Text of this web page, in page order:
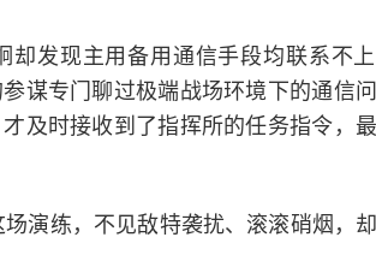
发现主用备用通信手段均联系不
谋专门聊过极端战场环境下的通信
及时接收到了指挥所的任务指令，最
演练，不见敌特袭扰、滚滚硝烟，